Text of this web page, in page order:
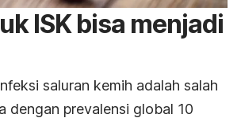
ISK bisa menjadi
saluran kemih adalah salah
dengan prevalensi global 10